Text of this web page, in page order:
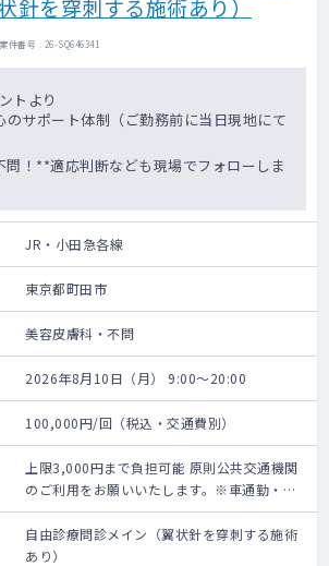
針を穿刺する施術あり）
件番号 : 26-SQ646341
トより
のサポート体制（ご勤務前に当日現地にて
！**適応判断なども現場でフォローしま
JR・小田急各線
東京都町田市
美容皮膚科・不問
2026年8月10日（月） 9:00～20:00
100,000円/回（税込・交通費別）
上限3,000円まで負担可能 原則公共交通機関
のご利用をお願いいたします。※車通勤・タ
クシー利用要相談
自由診療問診メイン（翼状針を穿刺する施術
あり）